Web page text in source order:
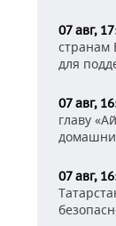
07 авг,
для
07 авг,
главу
07 авг,